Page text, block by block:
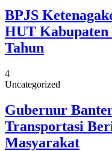
BPJS
HUT Kabupaten
Tahun
4
Uncategorized
Gubernur
Transportasi
Masyarakat